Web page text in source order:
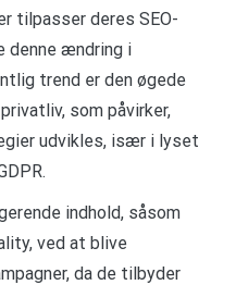
tilpasser deres SEO-
denne ændring i
trend er den øgede
som påvirker,
udvikles, især i lyset
indhold, såsom
ved at blive
da de tilbyder